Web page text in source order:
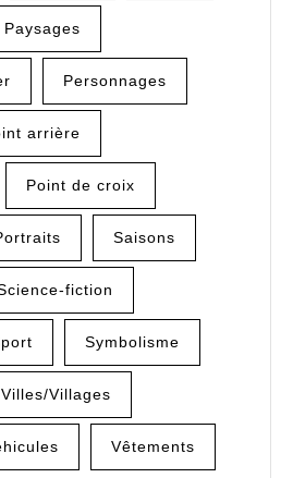
Paysages
Personnages
arrière
Point de croix
Saisons
fiction
Symbolisme
Villes/Villages
Vêtements